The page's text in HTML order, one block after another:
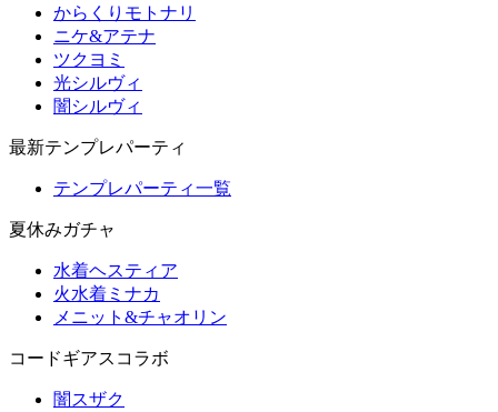
からくりモトナリ
ニケ&アテナ
ツクヨミ
光シルヴィ
闇シルヴィ
最新テンプレパーティ
テンプレパーティ一覧
夏休みガチャ
水着ヘスティア
火水着ミナカ
メニット&チャオリン
コードギアスコラボ
闇スザク